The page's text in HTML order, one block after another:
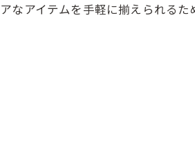
なアイテムを手軽に揃えられるた